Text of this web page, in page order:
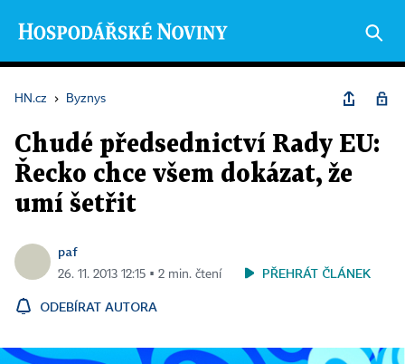
HN.cz › Byznys
Chudé předsednictví Rady EU:
Řecko chce všem dokázat, že
umí šetřit
paf
26. 11. 2013 12:15 ▪ 2 min. čtení PŘEHRÁT ČLÁNEK
ODEBÍRAT AUTORA